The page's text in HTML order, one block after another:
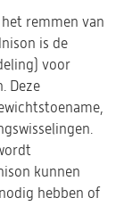
remmen van
is de
voor
Deze
kunnen
hebben of